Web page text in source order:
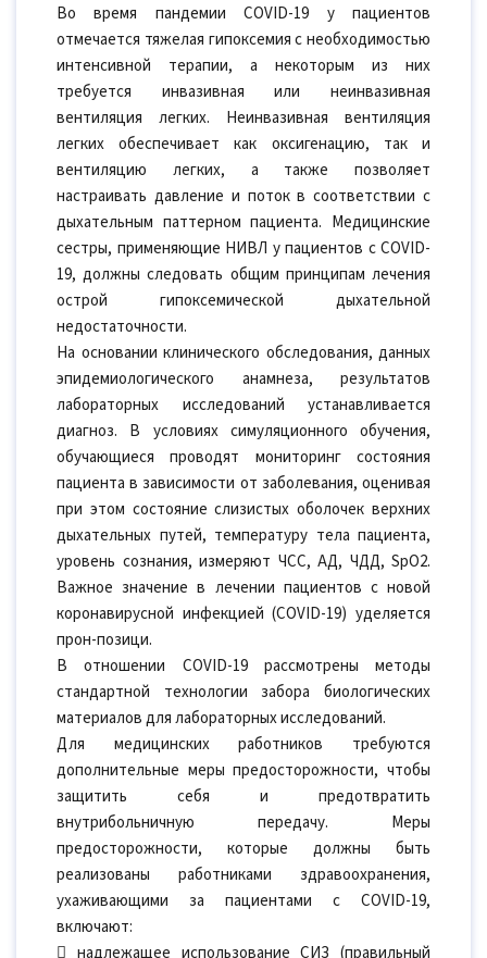
Во время пандемии COVID-19 у пациентов
отмечается тяжелая гипоксемия с необходимостью
интенсивной терапии, а некоторым из них
требуется инвазивная или неинвазивная
вентиляция легких. Неинвазивная вентиляция
легких обеспечивает как оксигенацию, так и
вентиляцию легких, а также позволяет
настраивать давление и поток в соответствии с
дыхательным паттерном пациента. Медицинские
сестры, применяющие НИВЛ у пациентов с COVID-
19, должны следовать общим принципам лечения
острой гипоксемической дыхательной
недостаточности.
На основании клинического обследования, данных
эпидемиологического анамнеза, результатов
лабораторных исследований устанавливается
диагноз. В условиях симуляционного обучения,
обучающиеся проводят мониторинг состояния
пациента в зависимости от заболевания, оценивая
при этом состояние слизистых оболочек верхних
дыхательных путей, температуру тела пациента,
уровень сознания, измеряют ЧСС, АД, ЧДД, SpO2.
Важное значение в лечении пациентов с новой
коронавирусной инфекцией (COVID-19) уделяется
прон-позици.
В отношении COVID-19 рассмотрены методы
стандартной технологии забора биологических
материалов для лабораторных исследований.
Для медицинских работников требуются
дополнительные меры предосторожности, чтобы
защитить себя и предотвратить
внутрибольничную передачу. Меры
предосторожности, которые должны быть
реализованы работниками здравоохранения,
ухаживающими за пациентами с COVID-19,
включают:
 надлежащее использование СИЗ (правильный